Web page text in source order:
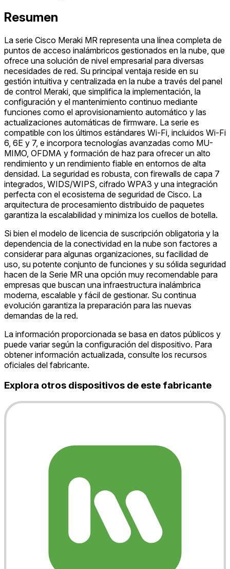
Resumen
La serie Cisco Meraki MR representa una línea completa de
puntos de acceso inalámbricos gestionados en la nube, que
ofrece una solución de nivel empresarial para diversas
necesidades de red. Su principal ventaja reside en su
gestión intuitiva y centralizada en la nube a través del panel
de control Meraki, que simplifica la implementación, la
configuración y el mantenimiento continuo mediante
funciones como el aprovisionamiento automático y las
actualizaciones automáticas de firmware. La serie es
compatible con los últimos estándares Wi-Fi, incluidos Wi-Fi
6, 6E y 7, e incorpora tecnologías avanzadas como MU-
MIMO, OFDMA y formación de haz para ofrecer un alto
rendimiento y un rendimiento fiable en entornos de alta
densidad. La seguridad es robusta, con firewalls de capa 7
integrados, WIDS/WIPS, cifrado WPA3 y una integración
perfecta con el ecosistema de seguridad de Cisco. La
arquitectura de procesamiento distribuido de paquetes
garantiza la escalabilidad y minimiza los cuellos de botella.
Si bien el modelo de licencia de suscripción obligatoria y la
dependencia de la conectividad en la nube son factores a
considerar para algunas organizaciones, su facilidad de
uso, su potente conjunto de funciones y su sólida seguridad
hacen de la Serie MR una opción muy recomendable para
empresas que buscan una infraestructura inalámbrica
moderna, escalable y fácil de gestionar. Su continua
evolución garantiza la preparación para las nuevas
demandas de la red.
La información proporcionada se basa en datos públicos y
puede variar según la configuración del dispositivo. Para
obtener información actualizada, consulte los recursos
oficiales del fabricante.
Explora otros dispositivos de este fabricante